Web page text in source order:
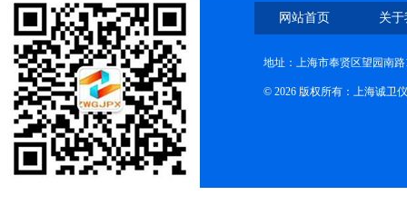
网站首页 关
地址：上海市奉贤区望园南路
© 2026 版权所有：上海诚卫